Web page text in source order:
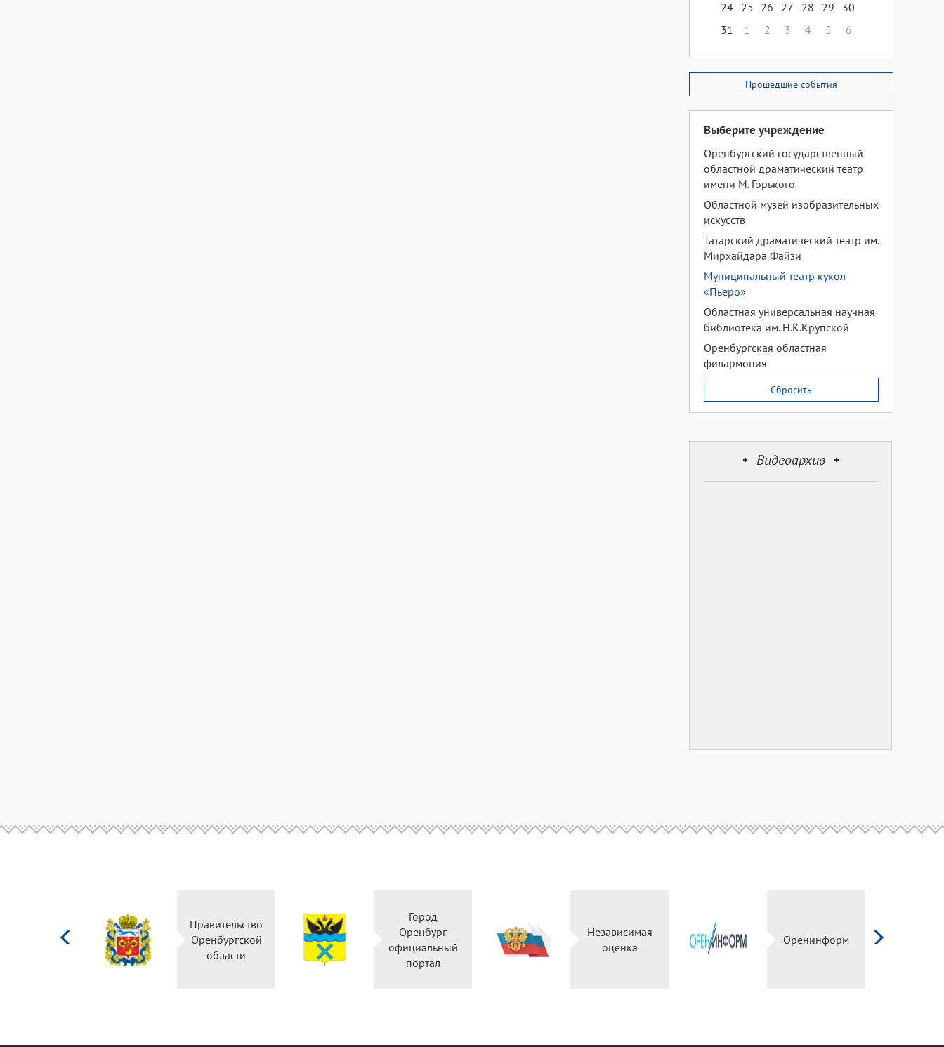
24 25 26 27 28 29
30
31
1 2 3 4 5 6
Прошедшие события
Выберите учреждение
Оренбургский государственный
областной драматический театр
имени М. Горького
Областной музей изобразительных
искусств
Татарский драматический театр им.
Мирхайдара Файзи
Муниципальный театр кукол
«Пьеро»
Областная универсальная научная
библиотека им. Н.К.Крупской
Оренбургская областная
филармония
Сбросить
Видеоархив
Правительство
Оренбургской
области
Город
Оренбург
официальный
портал
Независимая
оценка
Оренинформ